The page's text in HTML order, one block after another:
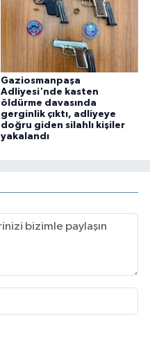
Gaziosmanpaşa
Adliyesi'nde kasten
öldürme davasında
gerginlik çıktı, adliyeye
doğru giden silahlı kişiler
yakalandı